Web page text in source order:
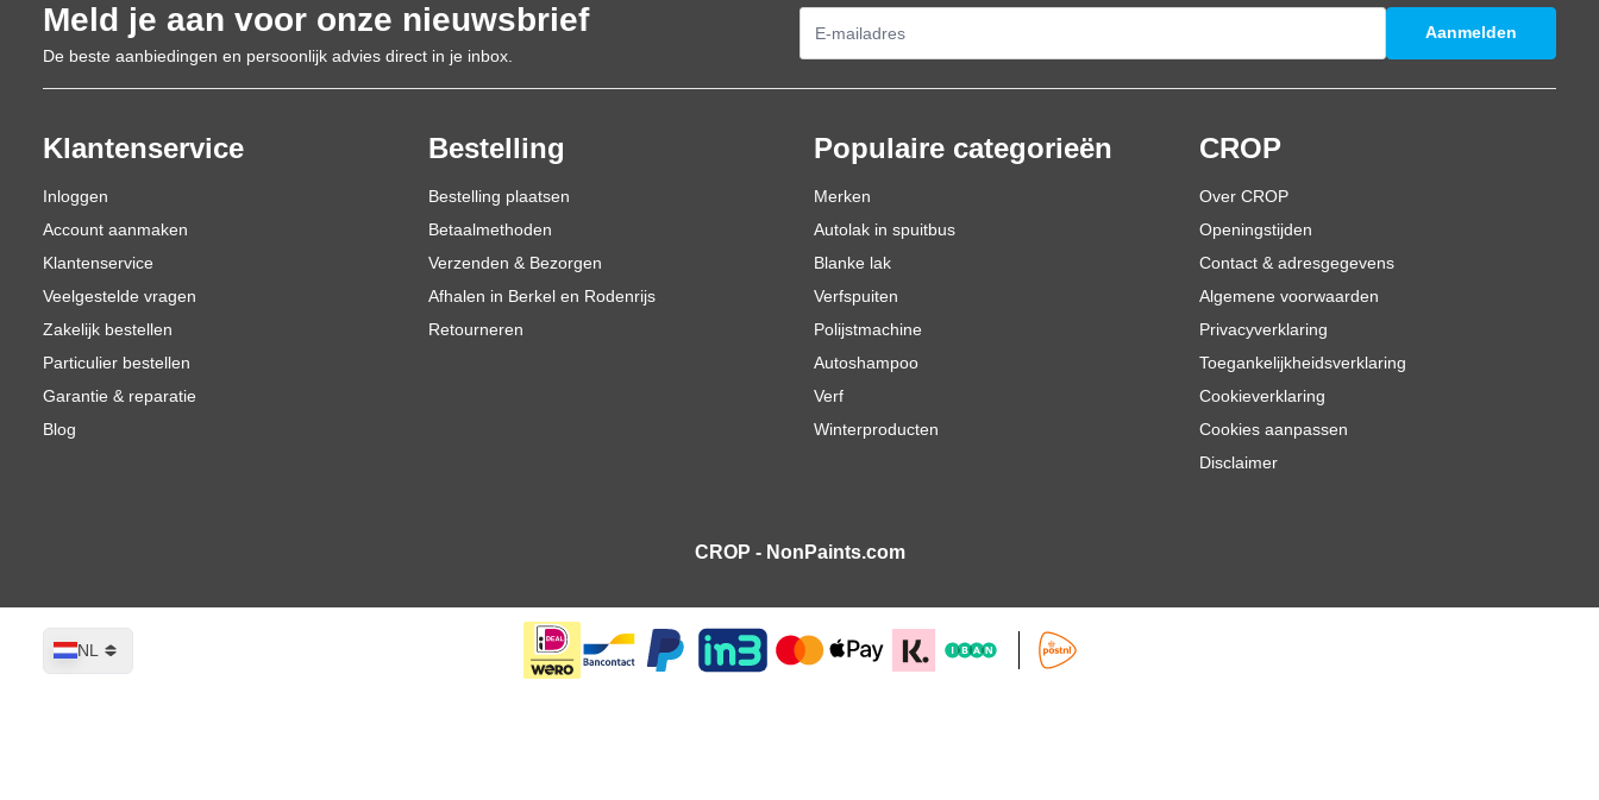
Meld je aan voor onze nieuwsbrief
De beste aanbiedingen en persoonlijk advies direct in je inbox.
Aanmelden
Klantenservice
Inloggen
Account aanmaken
Klantenservice
Veelgestelde vragen
Zakelijk bestellen
Particulier bestellen
Garantie & reparatie
Blog
Bestelling
Bestelling plaatsen
Betaalmethoden
Verzenden & Bezorgen
Afhalen in Berkel en Rodenrijs
Retourneren
Populaire categorieën
Merken
Autolak in spuitbus
Blanke lak
Verfspuiten
Polijstmachine
Autoshampoo
Verf
Winterproducten
CROP
Over CROP
Openingstijden
Contact & adresgegevens
Algemene voorwaarden
Privacyverklaring
Toegankelijkheidsverklaring
Cookieverklaring
Cookies aanpassen
Disclaimer
CROP - NonPaints.com
Taal
NL